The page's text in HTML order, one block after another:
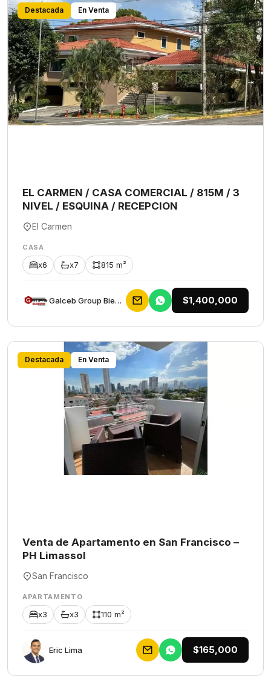
Destacada En Venta
EL CARMEN / CASA COMERCIAL / 815M / 3
NIVEL / ESQUINA / RECEPCION
El Carmen
CASA
x6 x7 815 m²
Galceb Group Bienes Raices $1,400,000
Destacada En Venta
Venta de Apartamento en San Francisco –
PH Limassol
San Francisco
APARTAMENTO
x3 x3 110 m²
Eric Lima $165,000